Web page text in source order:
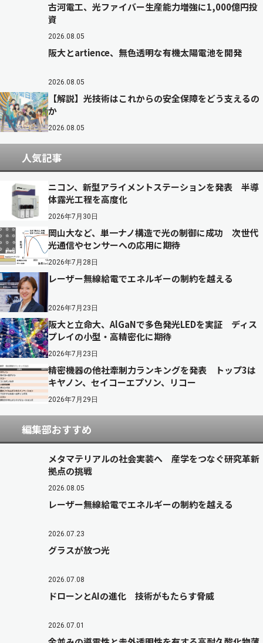
古河電工、光ファイバー生産能力増強に1,000億円投
資
2026.08.05
阪大とartience、無色透明な有機太陽電池を開発
2026.08.05
【解説】光技術はこれからの安全保障をどう支えるの
か
2026.08.05
人気記事
ニコン、新型アライメントステーションを発表 半導
体露光工程を高度化
2026年7月30日
岡山大など、単一ナノ構造で光の制御に成功 次世代
光通信やセンサーへの応用に期待
2026年7月28日
レーザー無線給電でエネルギーの制約を越える
2026年7月23日
阪大と立命大、AlGaNで多色発光LEDを実証 ディス
プレイの小型・高精密化に期待
2026年7月23日
精密機器の他社牽制力ランキングを発表 トップ3は
キヤノン、セイコーエプソン、リコー
2026年7月29日
編集部おすすめ
メタマテリアルの社会実装へ 産学をつなぐ研究革新
拠点の挑戦
2026.08.05
レーザー無線給電でエネルギーの制約を越える
2026.07.23
グラスが放つ光
2026.07.08
ドローンとAIの進化 技術がもたらす脅威
2026.07.01